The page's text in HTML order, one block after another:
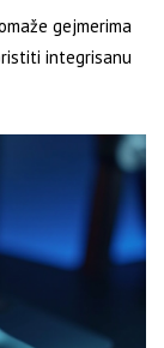
gejmerima
integrisanu